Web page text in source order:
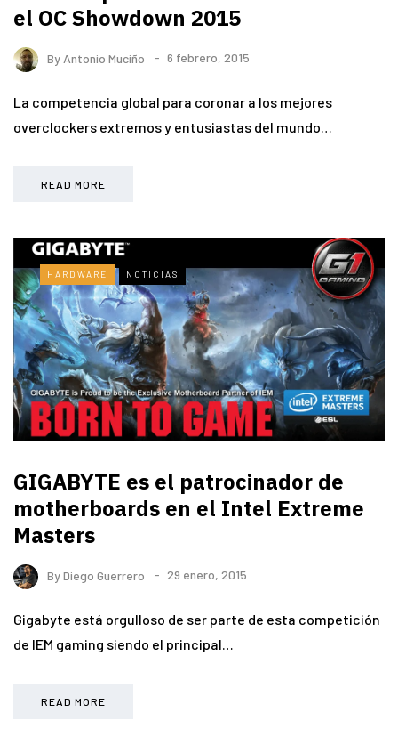
el OC Showdown 2015
By Antonio Muciño 6 febrero, 2015
La competencia global para coronar a los mejores
overclockers extremos y entusiastas del mundo…
READ MORE
HARDWARE NOTICIAS
GIGABYTE es el patrocinador de
motherboards en el Intel Extreme
Masters
ByDiego Guerrero 29 enero, 2015
Gigabyte está orgulloso de ser parte de esta competición
de IEM gaming siendo el principal…
READ MORE